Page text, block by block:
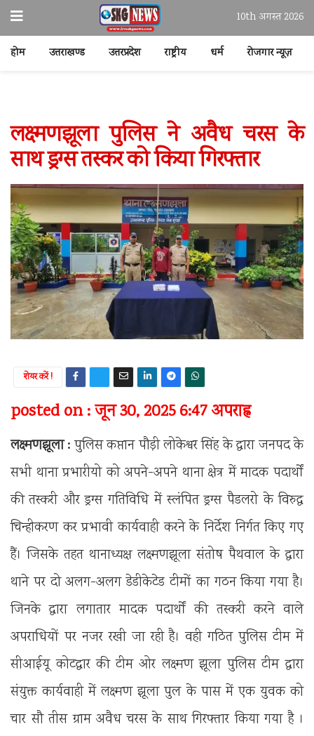
10th अगस्त 2026
होम उत्तराखण्ड उत्तरप्रदेश राष्ट्रीय धर्म रोजगार न्यूज़
लक्ष्मणझूला पुलिस ने अवैध चरस के
साथ ड्रग्स तस्कर को किया गिरफ्तार
शेयर करें !
posted on : जून 30, 2025 6:47 अपराह्न
लक्ष्मणझूला :पुलिस कप्तान पौड़ी लोकेश्वर सिंह के द्वारा जनपद के
सभी थाना प्रभारीयो को अपने-अपने थाना क्षेत्र में मादक पदार्थों
की तस्करी और ड्रग्स गतिविधि में स्लंपित ड्रग्स पैडलरो के विरुद्ध
चिन्हीकरण कर प्रभावी कार्यवाही करने के निर्देश निर्गत किए गए
हैं। जिसके तहत थानाध्यक्ष लक्ष्मणझूला संतोष पैथवाल के द्वारा
थाने पर दो अलग-अलग डेडीकेटेड टीमों का गठन किया गया है।
जिनके द्वारा लगातार मादक पदार्थों की तस्करी करने वाले
अपराधियों पर नजर रखी जा रही है। वही गठित पुलिस टीम में
सीआईयू कोटद्वार की टीम ओर लक्ष्मण झूला पुलिस टीम द्वारा
संयुक्त कार्यवाही में लक्ष्मण झूला पुल के पास में एक युवक को
चार सौ तीस ग्राम अवैध चरस के साथ गिरफ्तार किया गया है ।